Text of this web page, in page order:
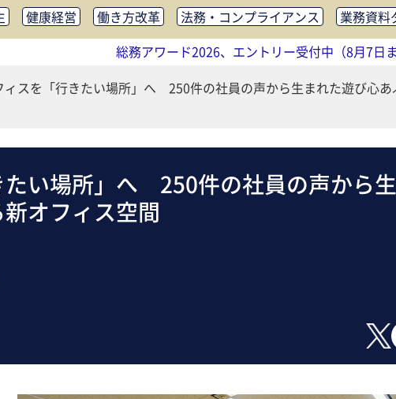
健康経営 働き方改革 法務・コンプライアンス
業務資料
社外・社内広報 社外・社内コミュニケーション活性化
助成金・補助金・コスト削減 アウトソーシング・BPO
総務アワード2026、エントリー受付中（8月7日ま
ィスを「行きたい場所」へ 250件の社員の声から生まれた遊び心あ
たい場所」へ 250件の社員の声から
オフィス空間